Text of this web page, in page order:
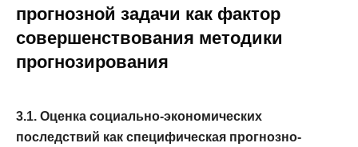
прогнозной задачи как фактор
совершенствования методики
прогнозирования
3.1. Оценка социально-экономических
последствий как специфическая прогнозно-